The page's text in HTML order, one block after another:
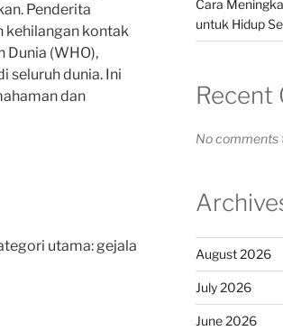
Penderita
kehilangan kontak
Dunia (WHO),
seluruh dunia. Ini
dan
utama: gejala
Cara
untuk Hidup
Recent
No comments
August 2026
July 2026
June 2026